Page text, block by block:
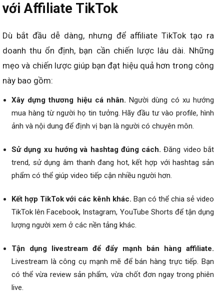
với Affiliate TikTok
Dù bắt đầu dễ dàng, nhưng để affiliate TikTok tạo ra
doanh thu ổn định, bạn cần chiến lược lâu dài. Những
mẹo và chiến lược giúp bạn đạt hiệu quả hơn trong công
này bao gồm:
Xây dựng thương hiệu cá nhân. Người dùng có xu hướng
mua hàng từ người họ tin tưởng. Hãy đầu tư vào profile, hình
ảnh và nội dung để định vị bạn là người có chuyên môn.
Sử dụng xu hướng và hashtag đúng cách. Đăng video bắt
trend, sử dụng âm thanh đang hot, kết hợp với hashtag sản
phẩm có thể giúp video tiếp cận nhiều người hơn.
Kết hợp TikTok với các kênh khác. Bạn có thể chia sẻ video
TikTok lên Facebook, Instagram, YouTube Shorts để tận dụng
lượng người xem ở các nền tảng khác.
Tận dụng livestream để đẩy mạnh bán hàng affiliate.
Livestream là công cụ mạnh mẽ để bán hàng trực tiếp. Bạn
có thể vừa review sản phẩm, vừa chốt đơn ngay trong phiên
live.